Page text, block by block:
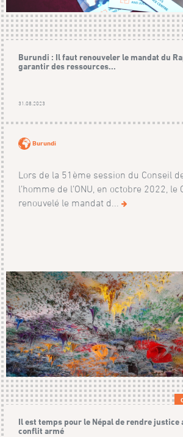
Burundi : Il faut renouveler le mandat du
garantir des ressources...
31.08.2023
Burundi
Lors de la 51ème session du Conseil
l’homme de l’ONU, en octobre 2022, le
renouve­lé le mandat d...
Il est temps pour le Népal de rendre justice
conflit armé